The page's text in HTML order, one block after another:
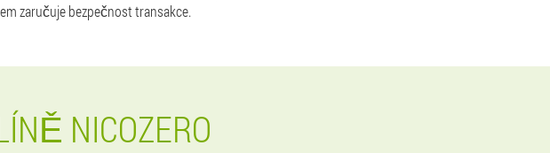
zaručuje bezpečnost transakce.
NICOZERO